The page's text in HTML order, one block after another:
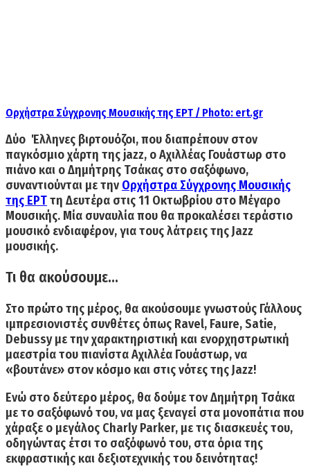
Ορχήστρα Σύγχρονης Μουσικής της ΕΡΤ / Photo: ert.gr
Δύο Έλληνες βιρτουόζοι, που διαπρέπουν στον
παγκόσμιο χάρτη της jazz, oΑχιλλέας Γουάστωρ στο
πιάνοκαι οΔημήτρης Τσάκας στο σαξόφωνο,
συναντιούνται με την Ορχήστρα Σύγχρονης Μουσικής
της ΕΡΤτη Δευτέρα στις 11 Οκτωβρίου στο Μέγαρο
Μουσικής. Μία συναυλία που θα προκαλέσει τεράστιο
μουσικό ενδιαφέρον, για τους λάτρεις της Jazz
μουσικής.
Τι θα ακούσουμε…
Στοπρώτο της μέρος, θα ακούσουμε γνωστούς Γάλλους
ιμπρεσιονιστές συνθέτες όπως Ravel, Faure,Satie,
Debussyμε την χαρακτηριστική και ενορχηστρωτική
μαεστρίατου πιανίστα Αχιλλέα Γουάστωρ,να
«βουτάνε» στον κόσμο και στις νότες της Jazz!
Ενώ στο δεύτερο μέρος, θα δούμε τονΔημήτρη Τσάκα
με το σαξόφωνό του,να μας ξεναγεί στα μονοπάτια που
χάραξε ο μεγάλος Charly Parker, με τις διασκευές του,
oδηγώντας έτσι το σαξόφωνό του, στα όρια της
εκφραστικής και δεξιοτεχνικής του δεινότητας!